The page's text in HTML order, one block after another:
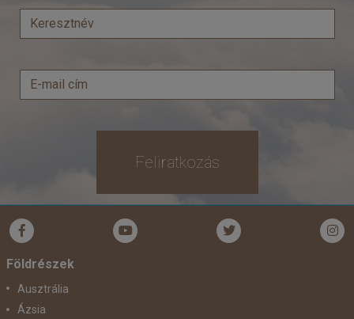
Feliratkozás
Földrészek
Ausztrália
Ázsia